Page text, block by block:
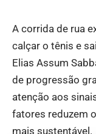
A corrida de rua
calçar o tênis e
Elias Assum
de progressão
atenção aos
fatores reduzem
mais sustentável.